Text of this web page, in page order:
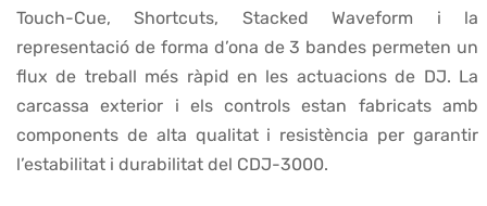
Touch-Cue, Shortcuts, Stacked Waveform i la
representació de forma d’ona de 3 bandes permeten un
flux de treball més ràpid en les actuacions de DJ. La
carcassa exterior i els controls estan fabricats amb
components de alta qualitat i resistència per garantir
l’estabilitat i durabilitat del CDJ-3000.